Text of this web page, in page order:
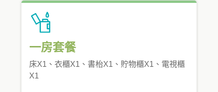
一房套餐
床X1、衣櫃X1、書枱X1、貯物櫃X1、電視櫃
X1